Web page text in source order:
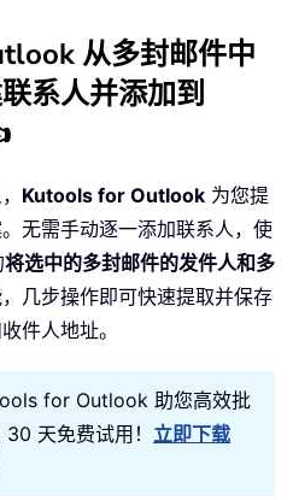
从多封邮件中
系人并添加到
Kutools for Outlook 为您提
无需手动逐一添加联系人，使
将选中的多封邮件的发件人和多
几步操作即可快速提取并保存
件人地址。
for Outlook 助您高效批
天免费试用！ 立即下载